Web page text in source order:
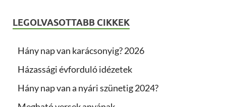
LEGOLVASOTTABB CIKKEK
Hány nap van karácsonyig? 2026
Házassági évforduló idézetek
Hány nap van a nyári szünetig 2024?